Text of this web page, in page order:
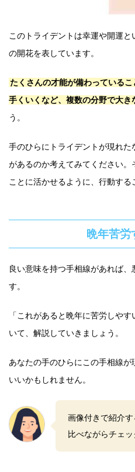
このトライデントは幸運や開運
の開花を表しています。
たくさんの才能が備わっている
手くいくなど、複数の分野で大き
う。
手のひらにトライデントが現れ
があるのか考えてみてください
ことに活かせるように、行動する
晩年苦労
良い意味を持つ手相線があれば
す。
「これがあると晩年に苦労しや
いて、解説していきましょう。
あなたの手のひらにこの手相線
いいかもしれません。
画像付きで紹介
比べながらチェッ